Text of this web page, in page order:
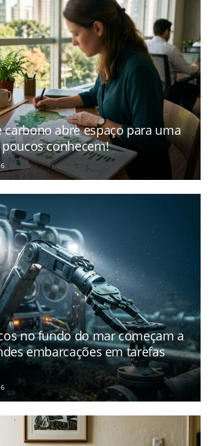
carbono abre espaço para uma
conhecem!
no fundo do mar começam a
embarcações em tarefas